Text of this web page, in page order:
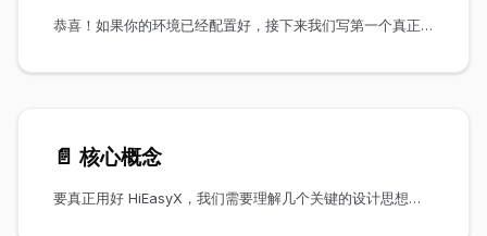
恭喜！如果你的环境已经配置好，接下来我们写第一个真正的 HiEasyX 程序。不用担心，代码很短，而且我们会逐行讲解每一部分在做什么。
📄️ 核心概念
要真正用好 HiEasyX，我们需要理解几个关键的设计思想。别担心，这些概念都不难，我会尽量用大白话讲清楚。